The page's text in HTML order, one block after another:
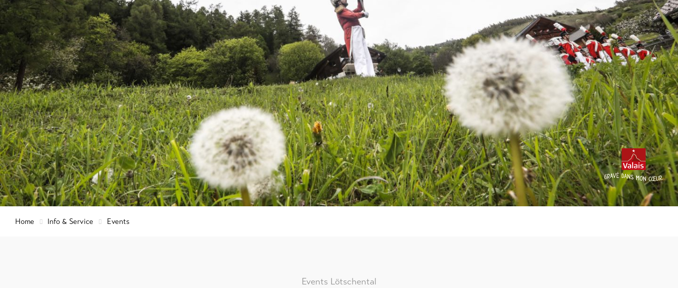
Info & Service
Actualités 9+
Webcams
Météo
Events
Taxe de
séjour &
carte d'hôte
Service de
sécurité
régional
Contacts
importants
Informations
touristiques
Lötschental
Home Info & Service Events
Events Lötschental